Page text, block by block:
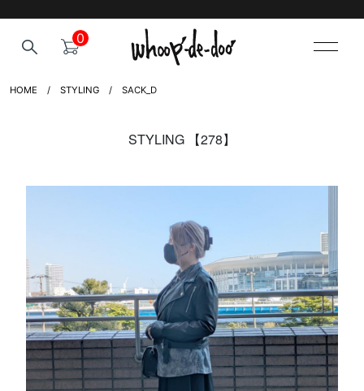
0
HOME STYLING SACK_D
STYLING 【278】